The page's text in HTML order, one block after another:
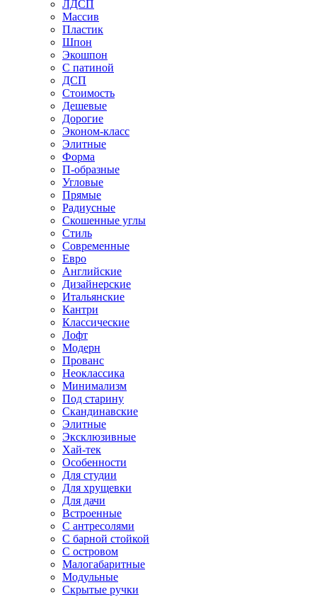
ЛДСП
Массив
Пластик
Шпон
Экошпон
С патиной
ДСП
Стоимость
Дешевые
Дорогие
Эконом-класс
Элитные
Форма
П-образные
Угловые
Прямые
Радиусные
Скошенные углы
Стиль
Современные
Евро
Английские
Дизайнерские
Итальянские
Кантри
Классические
Лофт
Модерн
Прованс
Неоклассика
Минимализм
Под старину
Скандинавские
Элитные
Эксклюзивные
Хай-тек
Особенности
Для студии
Для хрущевки
Для дачи
Встроенные
С антресолями
С барной стойкой
С островом
Малогабаритные
Модульные
Скрытые ручки